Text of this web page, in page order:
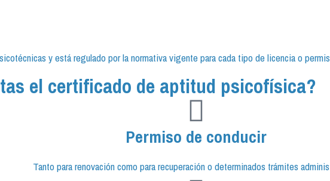
y está regulado por la normativa vigente para cada tipo de licencia o
el certificado de aptitud psicofísica?
Permiso de conducir
Tanto para renovación como para recuperación o determinados trámites